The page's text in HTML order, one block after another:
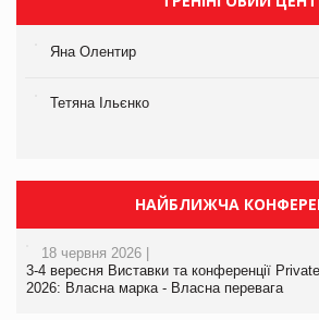
Яна Олентир
Тетяна Ільєнко
НАЙБЛИЖЧА
18 червня 2026 |
3-4 вересня Виставки та конференції
2026: Власна марка - Власна перевага